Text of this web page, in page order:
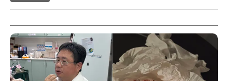
治安全，必須保障其人身財產安全免受侵犯」。